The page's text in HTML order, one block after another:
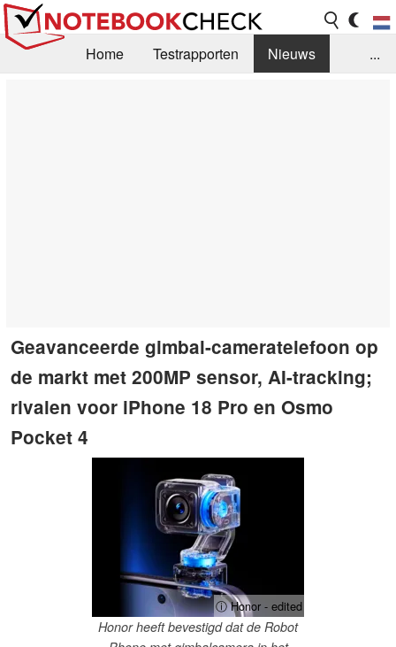
Home Testrapporten
Nieuws
...
Geavanceerde gimbal-cameratelefoon op
de markt met 200MP sensor, AI-tracking;
rivalen voor iPhone 18 Pro en Osmo
Pocket 4
ⓘ Honor - edited
Honor heeft bevestigd dat de Robot